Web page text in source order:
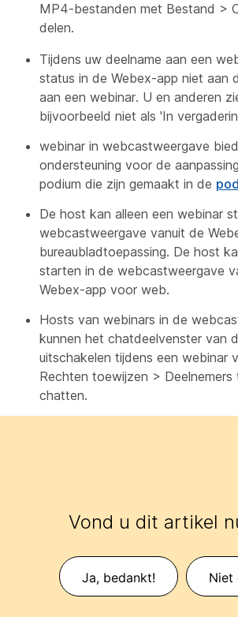
MP4-bestanden met Bestand >
delen.
Tijdens uw deelname aan een
status in de Webex-app niet aan
aan een webinar. U en anderen
bijvoorbeeld niet als 'In
webinar in webcastweergave
ondersteuning voor de
podium die zijn gemaakt in de
De host kan alleen een webinar
webcastweergave vanuit de
bureaubladtoepassing. De host
starten in de webcastweergave
Webex-app voor web.
Hosts van webinars in de
kunnen het chatdeelvenster van
uitschakelen tijdens een webinar
Rechten toewijzen >
chatten.
Vond u dit artikel
Ja, bedankt! Niet